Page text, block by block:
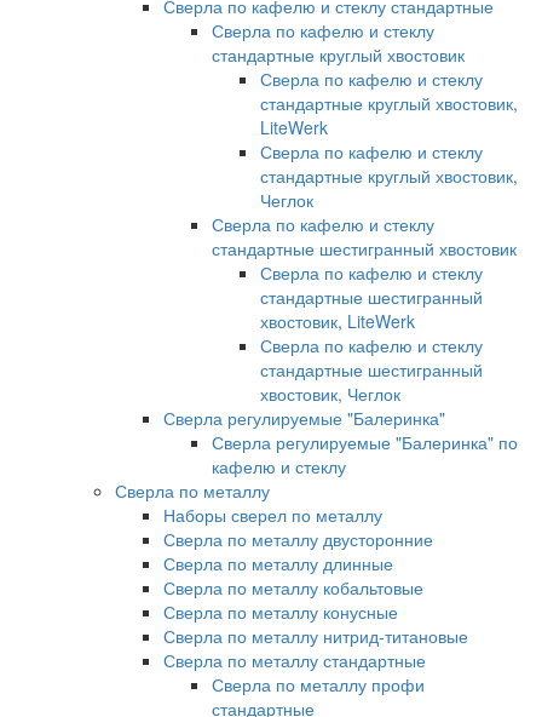
Сверла по кафелю и стеклу стандартные
Сверла по кафелю и стеклу
стандартные круглый хвостовик
Сверла по кафелю и стеклу
стандартные круглый хвостовик,
LiteWerk
Сверла по кафелю и стеклу
стандартные круглый хвостовик,
Чеглок
Сверла по кафелю и стеклу
стандартные шестигранный хвостовик
Сверла по кафелю и стеклу
стандартные шестигранный
хвостовик, LiteWerk
Сверла по кафелю и стеклу
стандартные шестигранный
хвостовик, Чеглок
Сверла регулируемые "Балеринка"
Сверла регулируемые "Балеринка" по
кафелю и стеклу
Сверла по металлу
Наборы сверел по металлу
Сверла по металлу двусторонние
Сверла по металлу длинные
Сверла по металлу кобальтовые
Сверла по металлу конусные
Сверла по металлу нитрид-титановые
Сверла по металлу стандартные
Сверла по металлу профи
стандартные